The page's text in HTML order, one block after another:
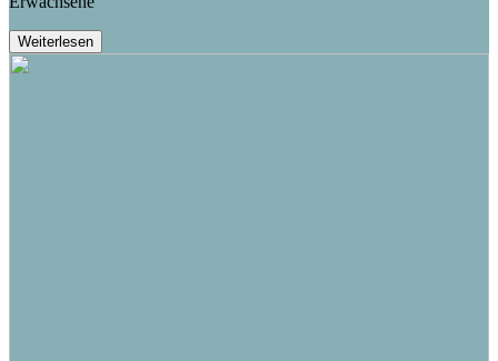
Weiterlesen